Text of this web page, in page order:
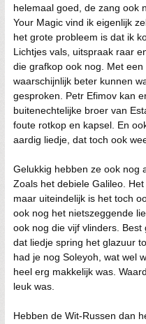
helemaal goed, de zang ook
Your Magic vind ik eigenlijk
het grote probleem is dat ik
Lichtjes vals, uitspraak raar
die grafkop ook nog. Met
waarschijnlijk beter kunnen
gesproken. Petr Efimov kan
buitenechtelijke broer van
foute rotkop en kapsel. En
aardig liedje, dat toch ook
Gelukkig hebben ze ook nog
Zoals het debiele Galileo.
maar uiteindelijk is het toch
ook nog het nietszeggende
ook nog die vijf vlinders.
dat liedje spring het glazuur
had je nog Soleyoh, wat wel
heel erg makkelijk was.
leuk was.
Hebben de Wit-Russen dan